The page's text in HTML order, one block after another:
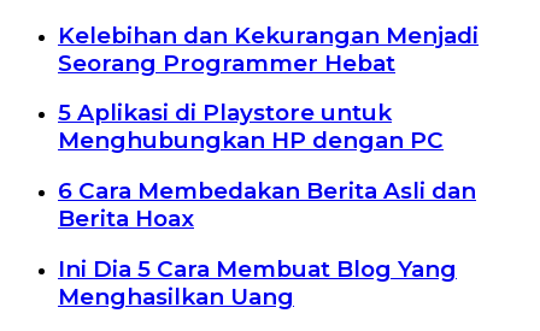
Kelebihan dan Kekurangan Menjadi
Seorang Programmer Hebat
5 Aplikasi di Playstore untuk
Menghubungkan HP dengan PC
6 Cara Membedakan Berita Asli dan
Berita Hoax
Ini Dia 5 Cara Membuat Blog Yang
Menghasilkan Uang